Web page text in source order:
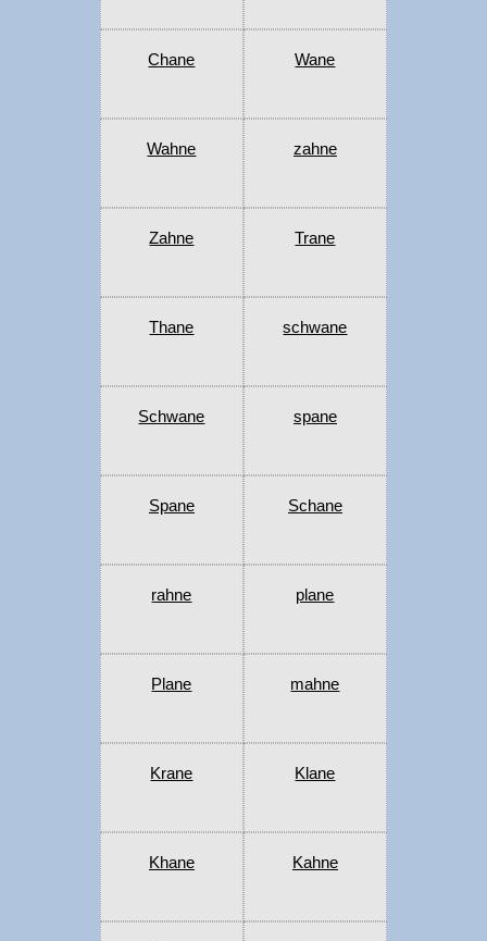
Chane Wane
Wahne zahne
Zahne Trane
Thane schwane
Schwane spane
Spane Schane
rahne plane
Plane mahne
Krane Klane
Khane Kahne